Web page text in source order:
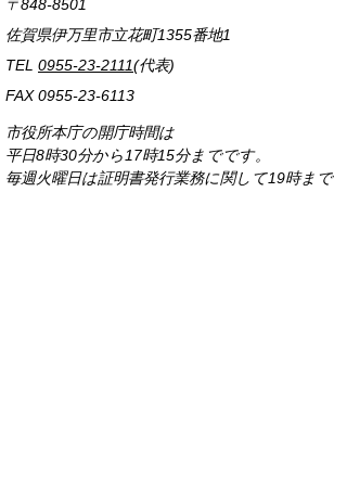
〒848-8501
佐賀県伊万里市立花町1355番地1
TEL 0955-23-2111(代表)
FAX 0955-23-6113
市役所本庁の開庁時間は
平日8時30分から17時15分までです。
毎週火曜日は証明書発行業務に関して19時まで